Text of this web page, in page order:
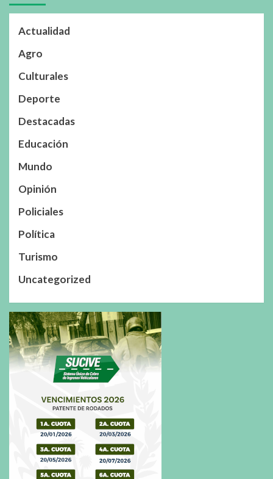
Actualidad
Agro
Culturales
Deporte
Destacadas
Educación
Mundo
Opinión
Policiales
Política
Turismo
Uncategorized